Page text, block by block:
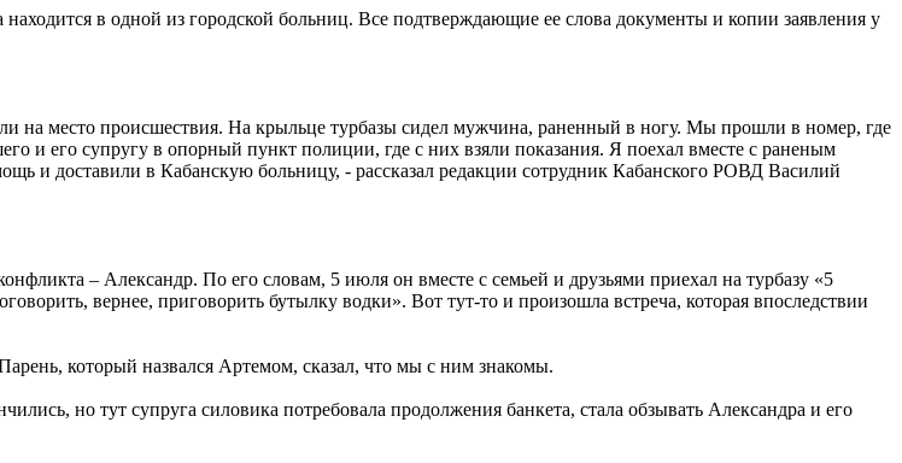
в одной из городской больниц. Все подтверждающие ее слова документы и копии заявления у
на место происшествия. На крыльце турбазы сидел мужчина, раненный в ногу. Мы прошли в номер, где
и его супругу в опорный пункт полиции, где с них взяли показания. Я поехал вместе с раненым
и доставили в Кабанскую больницу, - рассказал редакции сотрудник Кабанского РОВД Василий
– Александр. По его словам, 5 июля он вместе с семьей и друзьями приехал на турбазу «5
вернее, приговорить бутылку водки». Вот тут-то и произошла встреча, которая впоследствии
который назвался Артемом, сказал, что мы с ним знакомы.
но тут супруга силовика потребовала продолжения банкета, стала обзывать Александра и его